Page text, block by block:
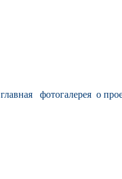
главная фотогалерея о